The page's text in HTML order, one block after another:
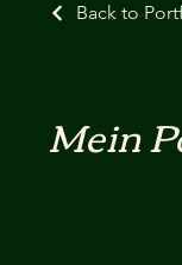
Back to
Mein